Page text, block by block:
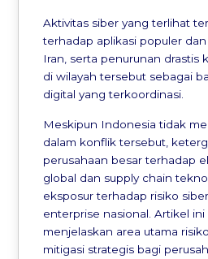
Aktivitas siber yang terlihat
terhadap aplikasi populer
Iran, serta penurunan drastis
di wilayah tersebut sebagai
digital yang terkoordinasi.
Meskipun Indonesia tidak
dalam konflik tersebut,
perusahaan besar terhadap
global dan supply chain
eksposur terhadap risiko
enterprise nasional. Artikel ini
menjelaskan area utama
mitigasi strategis bagi